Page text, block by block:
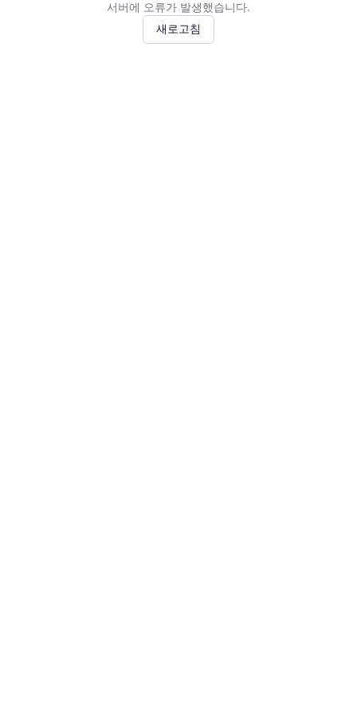
서버에 오류가 발생했습니다.
새로고침